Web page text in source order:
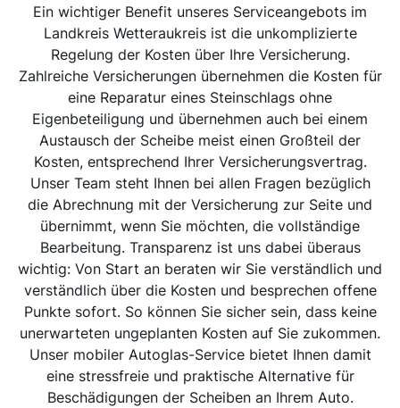
Ein wichtiger Benefit unseres Serviceangebots im
Landkreis Wetteraukreis ist die unkomplizierte
Regelung der Kosten über Ihre Versicherung.
Zahlreiche Versicherungen übernehmen die Kosten für
eine Reparatur eines Steinschlags ohne
Eigenbeteiligung und übernehmen auch bei einem
Austausch der Scheibe meist einen Großteil der
Kosten, entsprechend Ihrer Versicherungsvertrag.
Unser Team steht Ihnen bei allen Fragen bezüglich
die Abrechnung mit der Versicherung zur Seite und
übernimmt, wenn Sie möchten, die vollständige
Bearbeitung. Transparenz ist uns dabei überaus
wichtig: Von Start an beraten wir Sie verständlich und
verständlich über die Kosten und besprechen offene
Punkte sofort. So können Sie sicher sein, dass keine
unerwarteten ungeplanten Kosten auf Sie zukommen.
Unser mobiler Autoglas-Service bietet Ihnen damit
eine stressfreie und praktische Alternative für
Beschädigungen der Scheiben an Ihrem Auto.